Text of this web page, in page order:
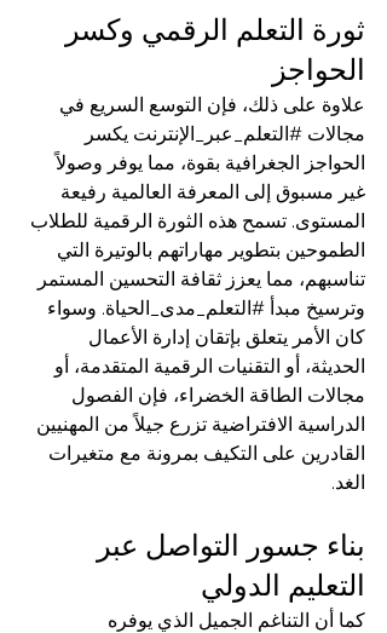
ثورة التعلم الرقمي وكسر
الحواجز
علاوة على ذلك، فإن التوسع السريع في
مجالات #التعلم_عبر_الإنترنت يكسر
الحواجز الجغرافية بقوة، مما يوفر وصولاً
غير مسبوق إلى المعرفة العالمية رفيعة
المستوى. تسمح هذه الثورة الرقمية للطلاب
الطموحين بتطوير مهاراتهم بالوتيرة التي
تناسبهم، مما يعزز ثقافة التحسين المستمر
وترسيخ مبدأ #التعلم_مدى_الحياة. وسواء
كان الأمر يتعلق بإتقان إدارة الأعمال
الحديثة، أو التقنيات الرقمية المتقدمة، أو
مجالات الطاقة الخضراء، فإن الفصول
الدراسية الافتراضية تزرع جيلاً من المهنيين
القادرين على التكيف بمرونة مع متغيرات
الغد.
بناء جسور التواصل عبر
التعليم الدولي
كما أن التناغم الجميل الذي يوفره